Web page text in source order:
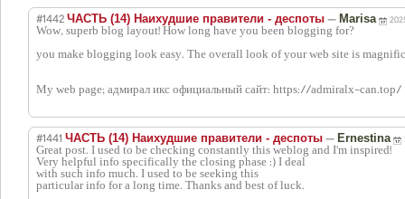
#1442 ЧАСТЬ (14) Наихудшие правители - деспоты — Marisa
Wow, superb blog layout! How long have you been blogging for?
you make blogging look easy. The overall look of your web site is
My web page; адмирал икс официальный сайт: https://admiralx-can.top/
#1441 ЧАСТЬ (14) Наихудшие правители - деспоты — Ernestina
Great post. I used to be checking constantly this weblog and I'm inspired!
Very helpful info specifically the closing phase :) I deal
with such info much. I used to be seeking this
particular info for a long time. Thanks and best of luck.